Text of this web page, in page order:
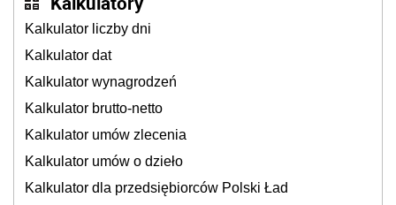
Kalkulator liczby dni
Kalkulator dat
Kalkulator wynagrodzeń
Kalkulator brutto-netto
Kalkulator umów zlecenia
Kalkulator umów o dzieło
Kalkulator dla przedsiębiorców Polski Ład